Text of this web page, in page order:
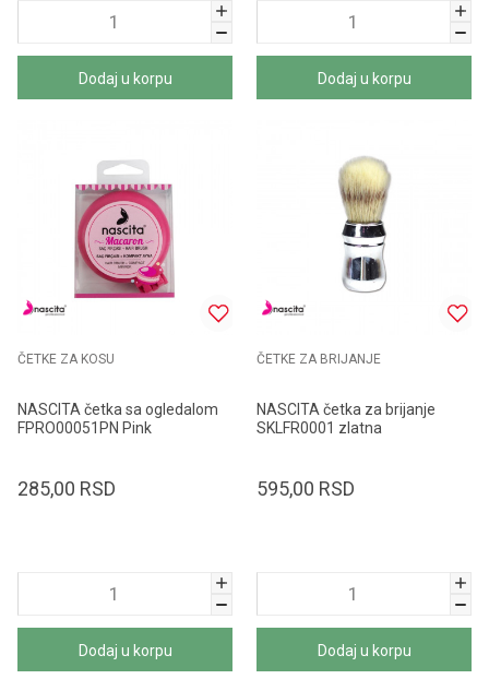
Dodaj u korpu Dodaj u korpu
ČETKE ZA KOSU
NASCITA četka sa ogledalom
FPRO00051PN Pink
285,00 RSD
Dodaj u korpu
ČETKE ZA BRIJANJE
NASCITA četka za brijanje
SKLFR0001 zlatna
595,00 RSD
Dodaj u korpu